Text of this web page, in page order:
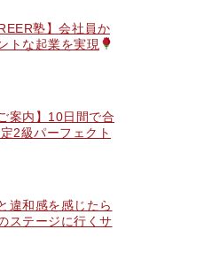
塾】会社員か
トな起業を実現
案内】10日間で合
2級パーフェクト
違和感を感じたら
ステージに行くサ